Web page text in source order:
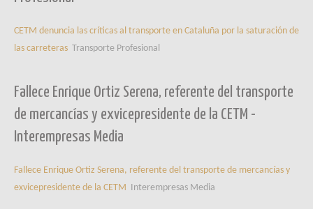
CETM denuncia las críticas al transporte en Cataluña por la saturación de
las carreteras Transporte Profesional
Fallece Enrique Ortiz Serena, referente del transporte
de mercancías y exvicepresidente de la CETM -
Interempresas Media
Fallece Enrique Ortiz Serena, referente del transporte de mercancías y
exvicepresidente de la CETM Interempresas Media